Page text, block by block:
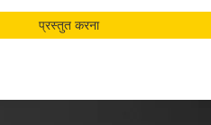
प्रस्तुत करना